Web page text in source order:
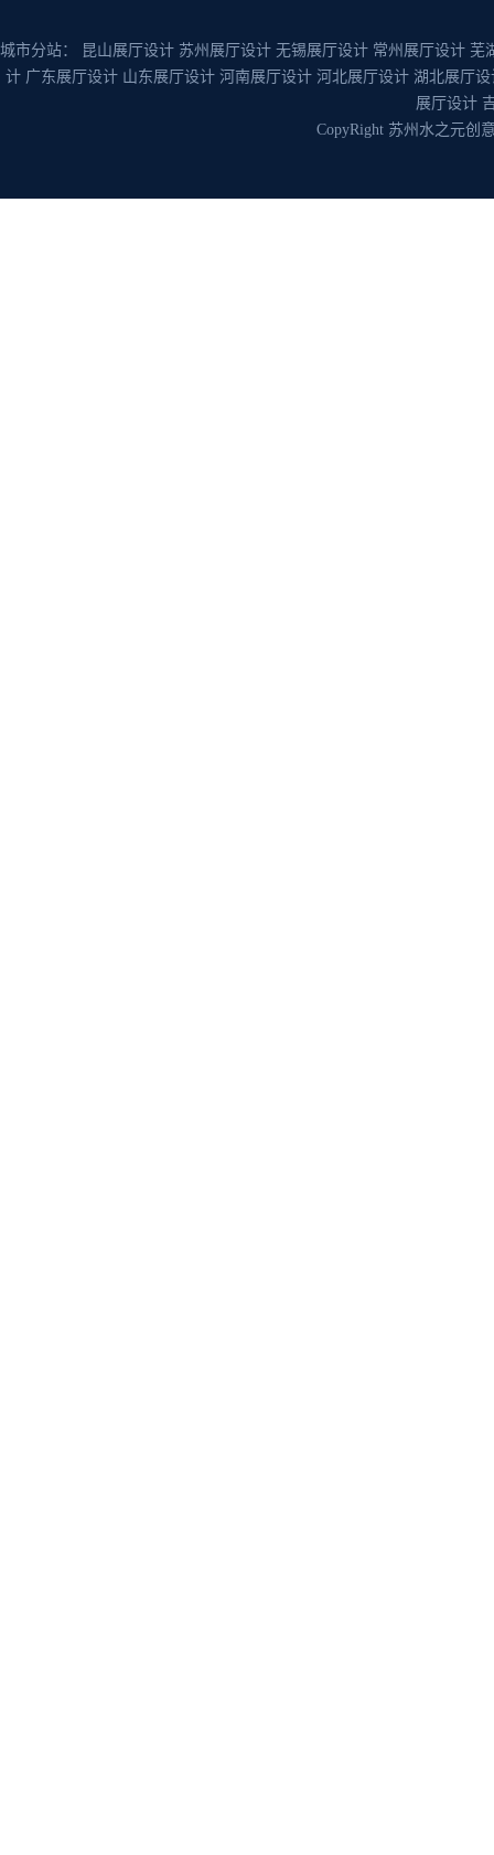
城市分站： 昆山展厅设计 苏州展厅设计 无锡展厅设计 常州展厅设计 芜
计 广东展厅设计 山东展厅设计 河南展厅设计 河北展厅设计 湖北展厅设
展厅设计
CopyRight 苏州水之元创